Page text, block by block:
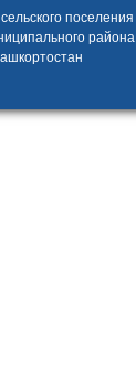
поселения
района